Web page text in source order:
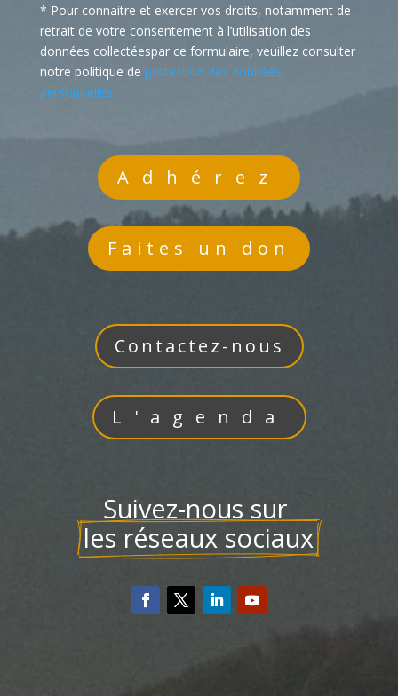
* Pour connaitre et exercer vos droits, notamment de
retrait de votre consentement à l’utilisation des
données collectéespar ce formulaire, veuillez consulter
notre politique de protection des données
personnelles.
Adhérez
Faites un don
Contactez-nous
L'agenda
Suivez-nous sur
les réseaux sociaux